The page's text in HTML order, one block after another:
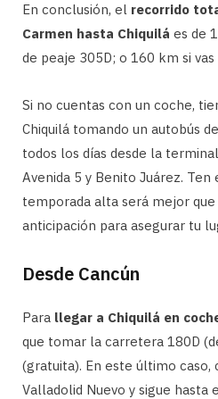
En conclusión, el recorrido
Carmen hasta Chiquilá es de
de peaje 305D; o 160 km si
Si no cuentas con un coche,
Chiquilá tomando un autobús
todos los días desde la
Avenida 5 y Benito Juárez. Ten
temporada alta será mejor
anticipación para asegurar tu
Desde Cancún
Para llegar a Chiquilá en
que tomar la carretera 180D
(gratuita). En este último caso,
Valladolid Nuevo y sigue